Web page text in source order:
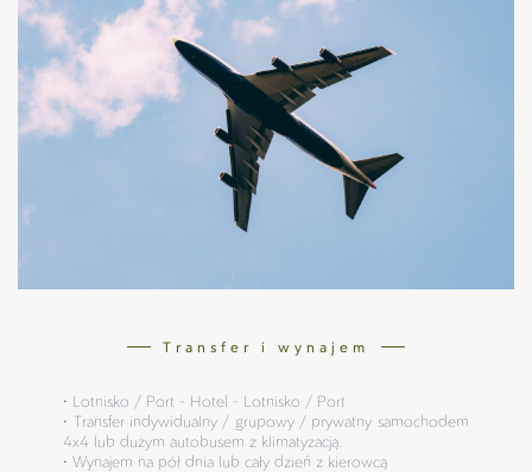
Transfer i wynajem
• Lotnisko / Port - Hotel - Lotnisko / Port
• Transfer indywidualny / grupowy / prywatny samochodem
4x4 lub dużym autobusem z klimatyzacją.
• Wynajem na pół dnia lub cały dzień z kierowcą